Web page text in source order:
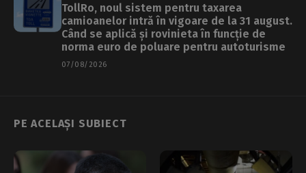
TollRo, noul sistem pentru taxarea
camioanelor intră în vigoare de la 31 august.
Când se aplică și rovinieta în funcție de
norma euro de poluare pentru autoturisme
07/08/2026
PE ACELAȘI SUBIECT